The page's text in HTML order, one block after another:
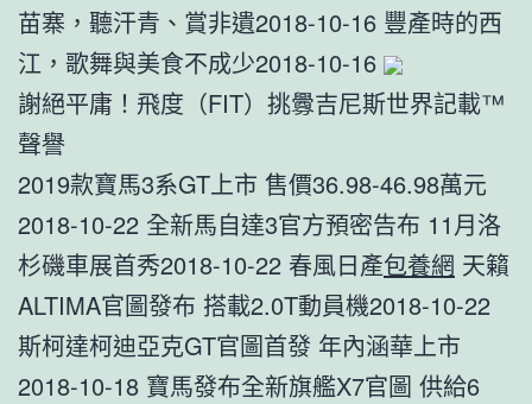
苗寨，聽汗青、賞非遺2018-10-16 豐產時的西
江，歌舞與美食不成少2018-10-16
謝絕平庸！飛度（FIT）挑釁吉尼斯世界記載™
聲譽
2019款寶馬3系GT上市 售價36.98-46.98萬元
2018-10-22 全新馬自達3官方預密告布 11月洛
杉磯車展首秀2018-10-22 春風日產包養網 天籟
ALTIMA官圖發布 搭載2.0T動員機2018-10-22
斯柯達柯迪亞克GT官圖首發 年內涵華上市
2018-10-18 寶馬發布全新旗艦X7官圖 供給6